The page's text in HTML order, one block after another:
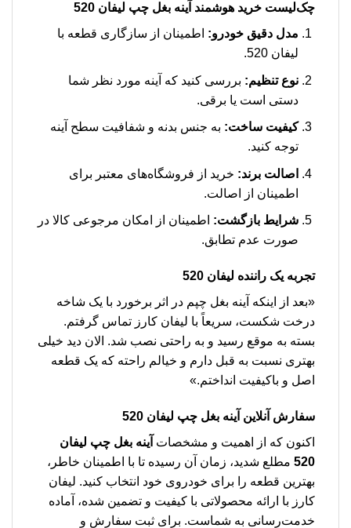
چک‌لیست خرید هوشمند آینه بغل چپ لیفان 520
مدل دقیق خودرو: اطمینان از سازگاری قطعه با
لیفان 520.
نوع تنظیم: بررسی کنید که آینه مورد نظر شما
دستی است یا برقی.
کیفیت ساخت: به جنس بدنه و شفافیت سطح آینه
توجه کنید.
اصالت برند: خرید از فروشگاه‌های معتبر برای
اطمینان از اصالت.
شرایط بازگشت: اطمینان از امکان مرجوعی کالا در
صورت عدم تطابق.
تجربه یک راننده لیفان 520
«بعد از اینکه آینه بغل چپم در اثر برخورد با یک شاخه
درخت شکست، سریعاً با لیفان کارز تماس گرفتم.
بسته به موقع رسید و به راحتی نصب شد. الان دید خیلی
بهتری نسبت به قبل دارم و خیالم راحته که یک قطعه
اصل و باکیفیت انداختم.»
سفارش آنلاین آینه بغل چپ لیفان 520
اکنون که از اهمیت و مشخصات آینه بغل چپ لیفان
520 مطلع شدید، زمان آن رسیده تا با اطمینان خاطر،
بهترین قطعه را برای خودروی خود انتخاب کنید. لیفان
کارز با ارائه محصولاتی با کیفیت و تضمین شده، آماده
خدمت‌رسانی به شماست. برای ثبت سفارش و